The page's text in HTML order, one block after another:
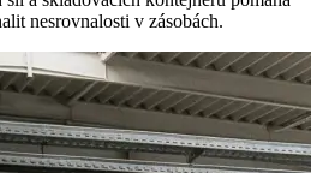
nesrovnalosti v zásobách.